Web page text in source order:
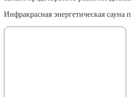
Инфракрасная энергетическая